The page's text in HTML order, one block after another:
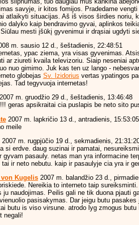
savyje, ir kitos fomijos. Pradedame
atlaikyti situacijas. Aš iš visos širdies noriu,
dalyko kaip bendravimo gyvai, aplinkos
mesti įšūkį gyvenimui ir drąsiai ugdyti
m. sausio 12 d., šeštadienis, 22:48:51
ypac ziema, yra visas gyvenimas.
ar ziureti kvaila televizoriu. Siaip neseniai
nuo gimimo. Juk kas ten uz lango -
globejas Sv. Izidorius vertas ypatingos
Tad tegyvuoja internetas!
m. gruodžio 29 d., šeštadienis, 13:46:48
geras apsikraitai cia puslapis be neto sito
2007 m. lapkričio 13 d., antradienis, 15:53:05
meile
2007 m. rugpjūčio 19 d., sekmadienis,
si erdve. daug suzinai ir pamatai,
gyvam pasauly. netas man yra informacine
tai ir neto nebutu. kaip ir pasaulyje cia yra ir
von Kugelis2007 m. balandžio 23 d.,
Nereikia to interneto taip
ju naudojimas. Peilis gali ne tik duona pjauti
pasisakymas. Dar jeigu butu
butu is viso virsune. atrodo lyg zmogus butu
negali!